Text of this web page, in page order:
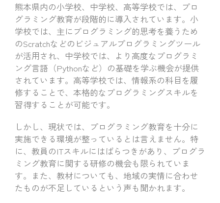
熊本県内の小学校、中学校、高等学校では、プロ
グラミング教育が段階的に導入されています。小
学校では、主にプログラミング的思考を養うため
のScratchなどのビジュアルプログラミングツール
が活用され、中学校では、より高度なプログラミ
ング言語（Pythonなど）の基礎を学ぶ機会が提供
されています。高等学校では、情報系の科目を履
修することで、本格的なプログラミングスキルを
習得することが可能です。
しかし、現状では、プログラミング教育を十分に
実施できる環境が整っているとは言えません。特
に、教員のITスキルにはばらつきがあり、プログラ
ミング教育に関する研修の機会も限られていま
す。また、教材についても、地域の実情に合わせ
たものが不足しているという声も聞かれます。